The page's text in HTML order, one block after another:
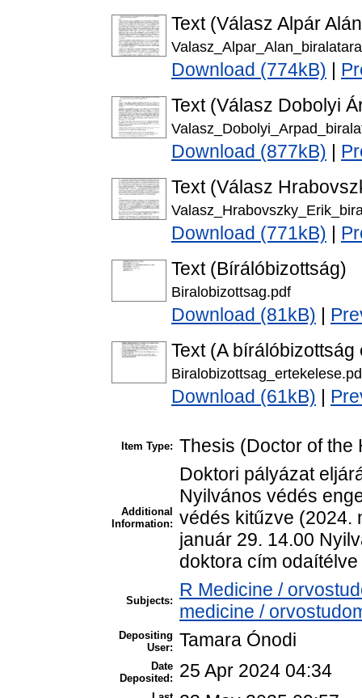
Text (Válasz Alpár
Download (774kB)
Text (Válasz Dobolyi
Download (877kB)
Text (Válasz
Download (771kB)
Text (Bírálóbizottság)
Biralobizottsag.pdf
Download (81kB)
Text (A
Download (61kB)
Item Type: Thesis (Doctor of the
Additional
Information:
Doktori pályázat
Nyilvános védés
védés kitűzve (2024.
január 29. 14.00
doktora cím
Subjects:
R Medicine /
medicine /
Depositing
User: Tamara Ónodi
Date
Deposited:
25 Apr 2024 04:34